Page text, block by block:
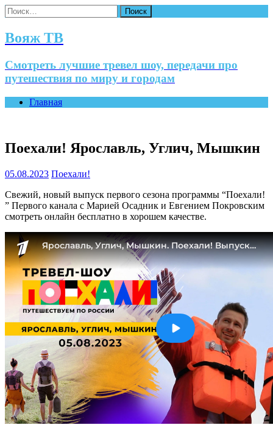
Найти:
Вояж ТВ
Смотреть лучшие тревел шоу, передачи про
путешествия по миру и городам
Главная
Поехали! Ярославль, Углич, Мышкин
05.08.2023 Поехали!
Свежий, новый выпуск первого сезона программы “Поехали!
” Первого канала с Марией Осадник и Евгением Покровским
смотреть онлайн бесплатно в хорошем качестве.